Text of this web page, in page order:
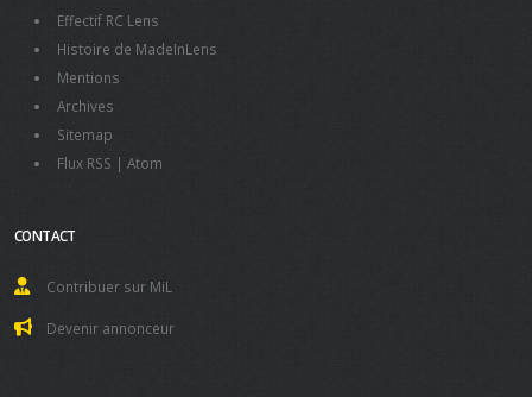
Effectif RC Lens
Histoire de MadeInLens
Mentions
Archives
Sitemap
Flux RSS | Atom
CONTACT
Contribuer sur MiL
Devenir annonceur